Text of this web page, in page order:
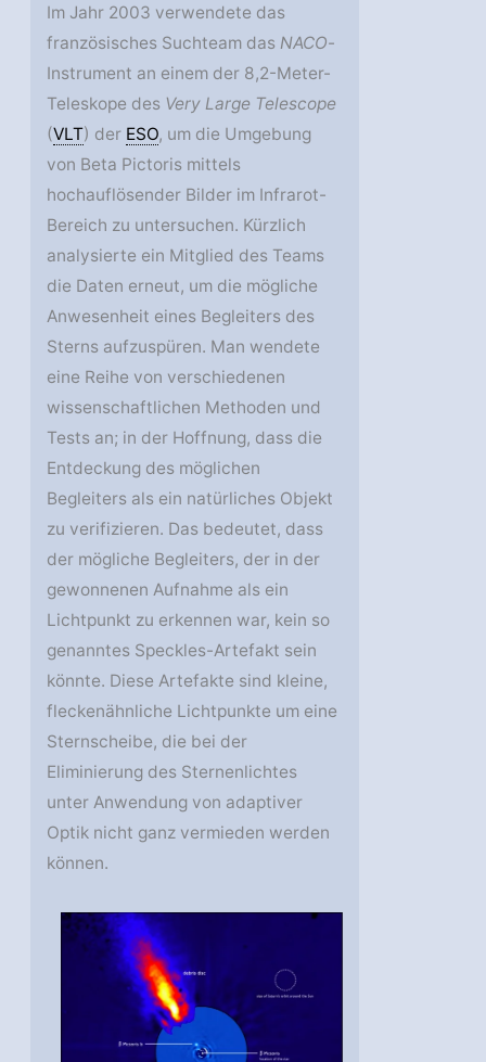
Im Jahr 2003 verwendete das
französisches Suchteam dasNACO-
Instrument an einem der 8,2-Meter-
Teleskope des Very Large Telescope
(VLT) der ESO, um die Umgebung
von Beta Pictoris mittels
hochauflösender Bilder im Infrarot-
Bereich zu untersuchen. Kürzlich
analysierte ein Mitglied des Teams
die Daten erneut, um die mögliche
Anwesenheit eines Begleiters des
Sterns aufzuspüren. Man wendete
eine Reihe von verschiedenen
wissenschaftlichen Methoden und
Tests an; in der Hoffnung, dass die
Entdeckung des möglichen
Begleiters als ein natürliches Objekt
zu verifizieren. Das bedeutet, dass
der mögliche Begleiters, der in der
gewonnenen Aufnahme als ein
Lichtpunkt zu erkennen war, kein so
genanntes Speckles-Artefakt sein
könnte. Diese Artefakte sind kleine,
fleckenähnliche Lichtpunkte um eine
Sternscheibe, die bei der
Eliminierung des Sternenlichtes
unter Anwendung von adaptiver
Optik nicht ganz vermieden werden
können.